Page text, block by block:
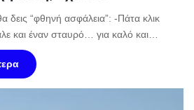
“φθηνή ασφάλεια”: -Πάτα κλικ
και έναν σταυρό… για καλό και…